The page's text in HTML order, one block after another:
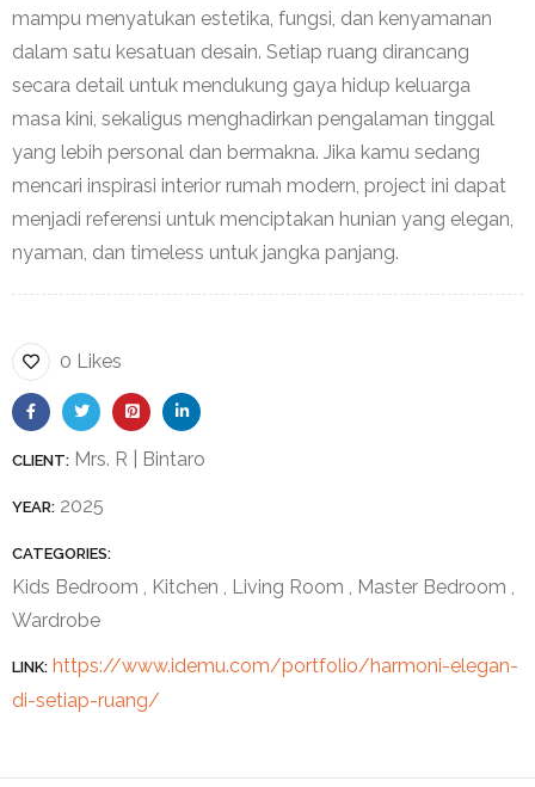
mampu menyatukan estetika, fungsi, dan kenyamanan
dalam satu kesatuan desain. Setiap ruang dirancang
secara detail untuk mendukung gaya hidup keluarga
masa kini, sekaligus menghadirkan pengalaman tinggal
yang lebih personal dan bermakna. Jika kamu sedang
mencari inspirasi interior rumah modern, project ini dapat
menjadi referensi untuk menciptakan hunian yang elegan,
nyaman, dan timeless untuk jangka panjang.
0 Likes
CLIENT: Mrs. R | Bintaro
YEAR: 2025
CATEGORIES:
Kids Bedroom , Kitchen , Living Room , Master Bedroom ,
Wardrobe
LINK: https://www.idemu.com/portfolio/harmoni-elegan-
di-setiap-ruang/